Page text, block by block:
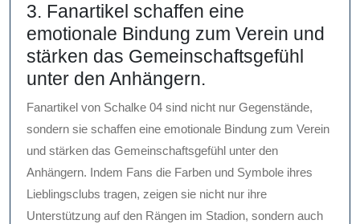
3. Fanartikel schaffen eine
emotionale Bindung zum Verein und
stärken das Gemeinschaftsgefühl
unter den Anhängern.
Fanartikel von Schalke 04 sind nicht nur Gegenstände,
sondern sie schaffen eine emotionale Bindung zum Verein
und stärken das Gemeinschaftsgefühl unter den
Anhängern. Indem Fans die Farben und Symbole ihres
Lieblingsclubs tragen, zeigen sie nicht nur ihre
Unterstützung auf den Rängen im Stadion, sondern auch